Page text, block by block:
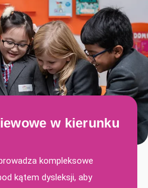
w kierunku
kompleksowe
kątem dysleksji, aby